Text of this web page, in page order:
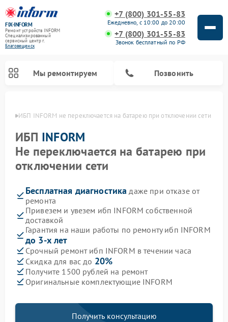
FIX-INFORM
Ремонт устройств INFORM
Специализированный
cервисный центр г.
Благовещенск
+7 (800) 301-55-83
Ежедневно, с 10:00 до 20:00
+7 (800) 301-55-83
Звонок бесплатный по РФ
Мы ремонтируем Позвонить
ИБП INFORM не переключается на батарею при отключении сети
ИБП INFORM
Не переключается на батарею при
отключении сети
Бесплатная диагностика даже при отказе от
ремонта
Привезем и увезем ибп INFORM собственной
доставкой
Гарантия на наши работы по ремонту ибп INFORM
до 3-х лет
Срочный ремонт ибп INFORM в течении часа
Скидка для вас до 20%
Получите 1500 рублей на ремонт
Оригинальные комплектующие INFORM
Получить консультацию